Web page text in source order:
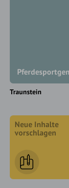
Traunstein
Neue Inhalte
vorschlagen